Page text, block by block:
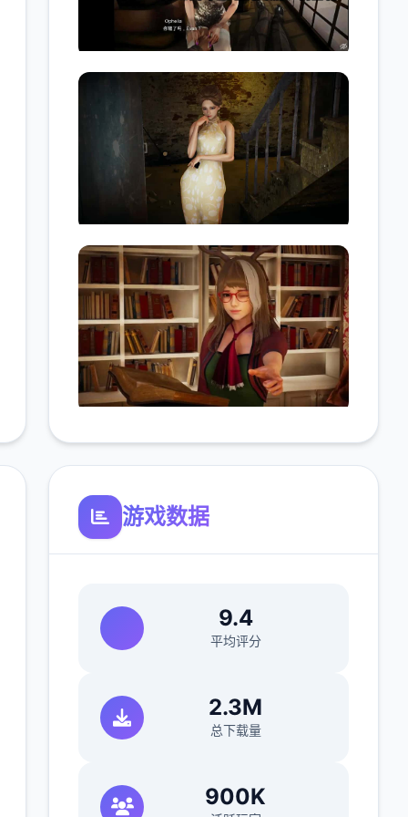
游戏数据
9.4
平均评分
2.3M
总下载量
900K